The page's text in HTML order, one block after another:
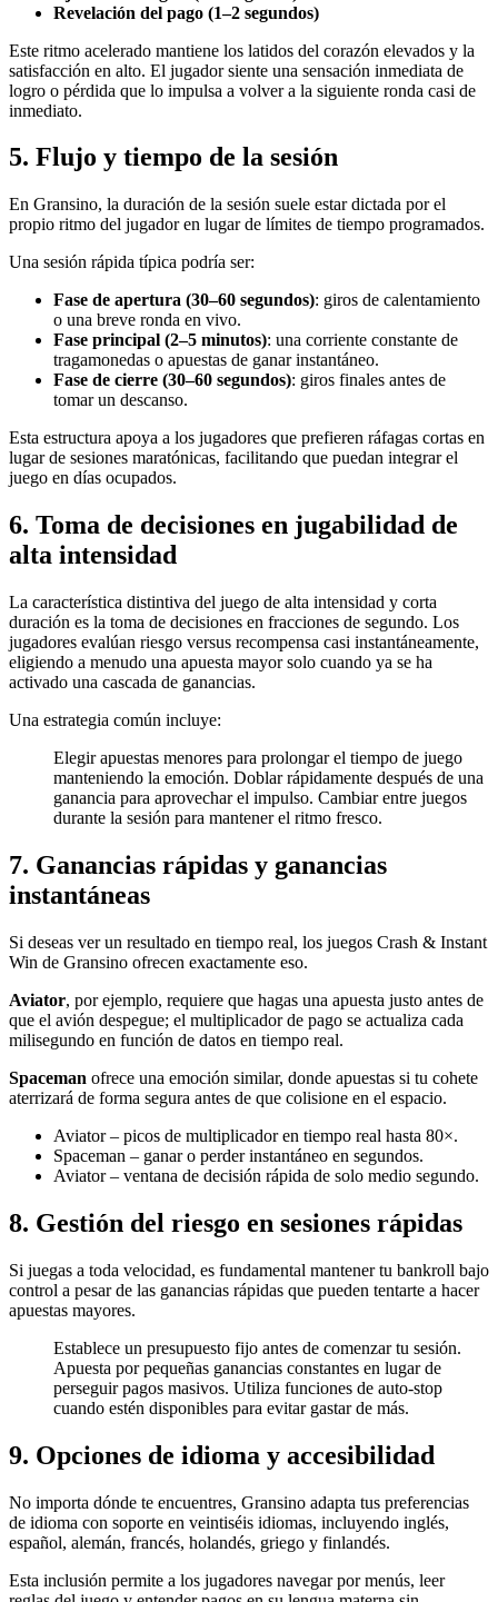
Revelación del pago (1–2 segundos)
Este ritmo acelerado mantiene los latidos del corazón elevados y la
satisfacción en alto. El jugador siente una sensación inmediata de
logro o pérdida que lo impulsa a volver a la siguiente ronda casi de
inmediato.
5. Flujo y tiempo de la sesión
En Gransino, la duración de la sesión suele estar dictada por el
propio ritmo del jugador en lugar de límites de tiempo programados.
Una sesión rápida típica podría ser:
Fase de apertura (30–60 segundos): giros de calentamiento
o una breve ronda en vivo.
Fase principal (2–5 minutos): una corriente constante de
tragamonedas o apuestas de ganar instantáneo.
Fase de cierre (30–60 segundos): giros finales antes de
tomar un descanso.
Esta estructura apoya a los jugadores que prefieren ráfagas cortas en
lugar de sesiones maratónicas, facilitando que puedan integrar el
juego en días ocupados.
6. Toma de decisiones en jugabilidad de
alta intensidad
La característica distintiva del juego de alta intensidad y corta
duración es la toma de decisiones en fracciones de segundo. Los
jugadores evalúan riesgo versus recompensa casi instantáneamente,
eligiendo a menudo una apuesta mayor solo cuando ya se ha
activado una cascada de ganancias.
Una estrategia común incluye:
Elegir apuestas menores para prolongar el tiempo de juego
manteniendo la emoción. Doblar rápidamente después de una
ganancia para aprovechar el impulso. Cambiar entre juegos
durante la sesión para mantener el ritmo fresco.
7. Ganancias rápidas y ganancias
instantáneas
Si deseas ver un resultado en tiempo real, los juegos Crash & Instant
Win de Gransino ofrecen exactamente eso.
Aviator, por ejemplo, requiere que hagas una apuesta justo antes de
que el avión despegue; el multiplicador de pago se actualiza cada
milisegundo en función de datos en tiempo real.
Spaceman ofrece una emoción similar, donde apuestas si tu cohete
aterrizará de forma segura antes de que colisione en el espacio.
Aviator – picos de multiplicador en tiempo real hasta 80×.
Spaceman – ganar o perder instantáneo en segundos.
Aviator – ventana de decisión rápida de solo medio segundo.
8. Gestión del riesgo en sesiones rápidas
Si juegas a toda velocidad, es fundamental mantener tu bankroll bajo
control a pesar de las ganancias rápidas que pueden tentarte a hacer
apuestas mayores.
Establece un presupuesto fijo antes de comenzar tu sesión.
Apuesta por pequeñas ganancias constantes en lugar de
perseguir pagos masivos. Utiliza funciones de auto‑stop
cuando estén disponibles para evitar gastar de más.
9. Opciones de idioma y accesibilidad
No importa dónde te encuentres, Gransino adapta tus preferencias
de idioma con soporte en veintiséis idiomas, incluyendo inglés,
español, alemán, francés, holandés, griego y finlandés.
Esta inclusión permite a los jugadores navegar por menús, leer